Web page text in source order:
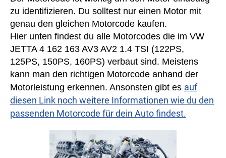
zu identifizieren. Du solltest nur einen Motor mit
genau den gleichen Motorcode kaufen.
Hier unten findest du alle Motorcodes die im VW
JETTA 4 162 163 AV3 AV2 1.4 TSI (122PS,
125PS, 150PS, 160PS) verbaut sind. Meistens
kann man den richtigen Motorcode anhand der
Motorleistung erkennen. Ansonsten gibt es auf
diesen Link noch weitere Informationen wie du den
passenden Motorcode für dein Auto findest.